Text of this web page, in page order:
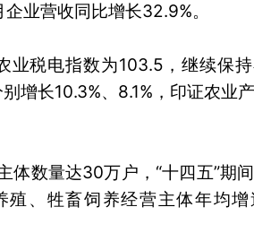
业营收同比增长32.9%。
税电指数为103.5，继续保
增长10.3%、8.1%，印证农业
数量达30万户，“十四五”期
殖、牲畜饲养经营主体年均